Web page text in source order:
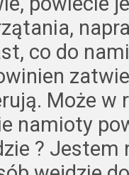
co do
Może w
namioty
? Jestem